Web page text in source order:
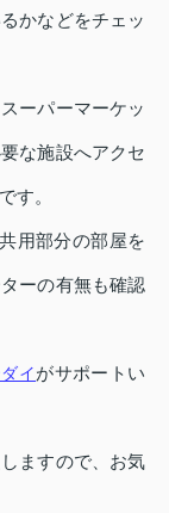
かなどをチェッ
ーパーマーケッ
な施設へアクセ
す。
用部分の部屋を
ーの有無も確認
イがサポートい
ますので、お気